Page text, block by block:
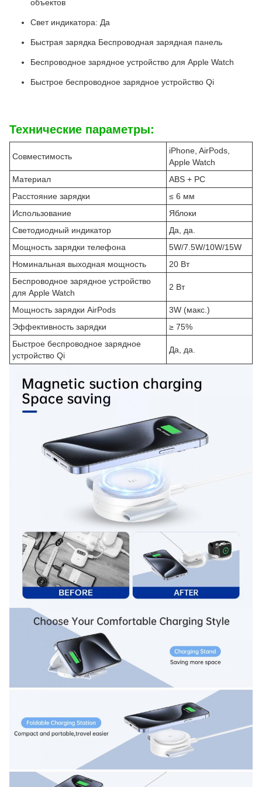
объектов
Свет индикатора: Да
Быстрая зарядка Беспроводная зарядная панель
Беспроводное зарядное устройство для Apple Watch
Быстрое беспроводное зарядное устройство Qi
Технические параметры:
Совместимость
iPhone, AirPods,
Apple Watch
Материал
ABS + PC
Расстояние зарядки
≤ 6 мм
Использование
Яблоки
Светодиодный индикатор
Да, да.
Мощность зарядки телефона
5W/7.5W/10W/15W
Номинальная выходная мощность
20 Вт
Беспроводное зарядное устройство
для Apple Watch
2 Вт
Мощность зарядки AirPods
3W (макс.)
Эффективность зарядки
≥ 75%
Быстрое беспроводное зарядное
устройство Qi
Да, да.